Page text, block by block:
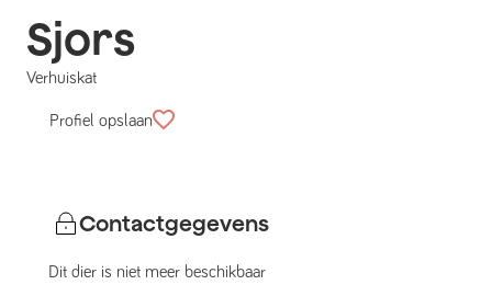
Sjors
Verhuiskat
Profiel opslaan
Contactgegevens
Dit dier is niet meer beschikbaar